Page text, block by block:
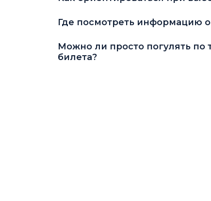
Где посмотреть информацию о
Можно ли просто погулять по
билета?